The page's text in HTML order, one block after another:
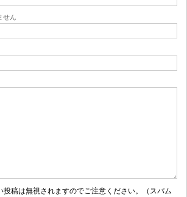
ません
投稿は無視されますのでご注意ください。（スパム